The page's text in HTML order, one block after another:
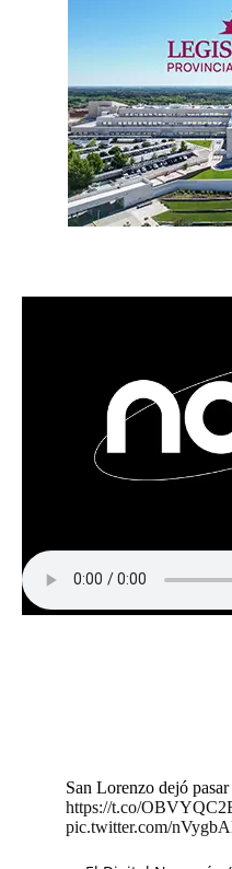
San Lorenzo dejó
https://t.co/
pic.twitter.com/